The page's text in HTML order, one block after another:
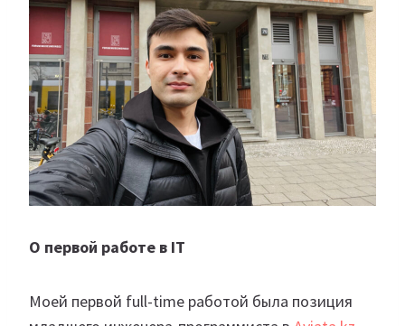
О первой работе в IT
Моей первой full-time работой была позиция